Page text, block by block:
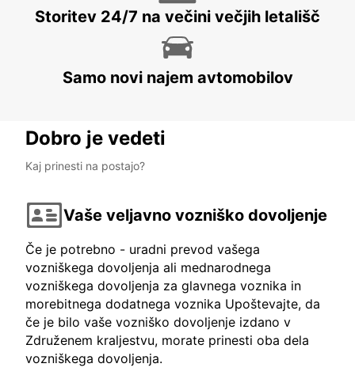
Storitev 24/7 na večini večjih letališč
Samo novi najem avtomobilov
Dobro je vedeti
Kaj prinesti na postajo?
Vaše veljavno vozniško dovoljenje
Če je potrebno - uradni prevod vašega
vozniškega dovoljenja ali mednarodnega
vozniškega dovoljenja za glavnega voznika in
morebitnega dodatnega voznika Upoštevajte, da
če je bilo vaše vozniško dovoljenje izdano v
Združenem kraljestvu, morate prinesti oba dela
vozniškega dovoljenja.